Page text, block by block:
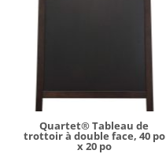
Quartet® Tableau de
trottoir à double face, 40 po
x 20 po